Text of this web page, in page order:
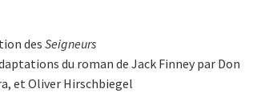
des Seigneurs
du roman de Jack Finney par Don
et Oliver Hirschbiegel